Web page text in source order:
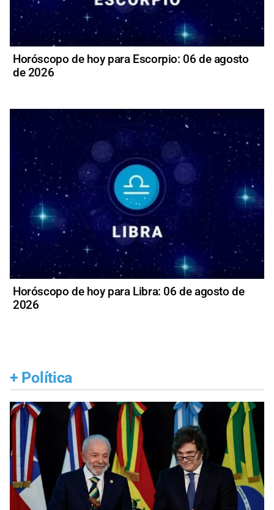
Horóscopo de hoy para Escorpio: 06 de agosto
de 2026
Horóscopo de hoy para Libra: 06 de agosto de
2026
+ Política